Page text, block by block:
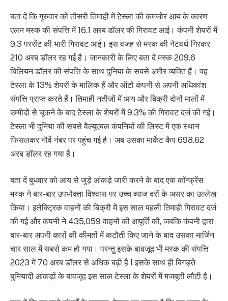
बता दें कि गुरुवार को तीसरी तिमाही में टेस्ला की कमजोर आय के कारण
एलन मस्क की संपत्ति में 16.1 अरब डॉलर की गिरावट आई। कंपनी शेयरों में
9.3 परसेंट की भारी गिरावट आई। इस वजह से मस्क की नेटवर्थ गिरकर
210 अरब डॉलर रह गई है। जानकारी के लिए बता दें मस्क 209.6
बिलियन डॉलर की संपत्ति के साथ दुनिया के सबसे अमीर व्यक्ति हैं। वह
टेस्ला के 13% शेयरों के मालिक हैं और ऑटो कंपनी से अपनी अधिकांश
संपत्ति प्राप्त करते हैं। तिमाही नतीजों में आय और बिक्री दोनों मालों में
उम्मीदों से चूकने के बाद टेस्ला के शेयरों में 9.3% की गिरावट दर्ज की गई।
टेस्ला भी दुनिया की सबसे वैल्यूएबल कंपनियों की लिस्ट में एक स्थान
फिसलकर नौवें नंबर पर पहुंच गई है। अब उसका मार्केट कैप 698.62
अरब डॉलर रह गया है।
बता दें बुधवार को आय से जुड़े आंकड़े जारी करने के बाद एक कॉन्फ्रेंस
मस्क ने बार-बार उपभोक्ता विश्वास पर उच्च ब्याज दरों के असर का उल्लेख
किया। इलेक्ट्रिक वाहनों की बिक्री में इस साल पहली तिमाही गिरावट दर्ज
की गई और कंपनी ने 435,059 वाहनों की आपूर्ति की, जबकि कंपनी द्वारा
बार-बार अपनी कारों की कीमतों में कटौती किए जाने के बाद उसका मार्जिन
चार साल में सबसे कम हो गया। परन्तु इसके बावजूद भी मस्क की संपत्ति
2023 में 70 अरब डॉलर से अधिक बढ़ी है l इसके साथ ही बिगड़ते
बुनियादी आंकड़ों के बावजूद इस साल टेस्ला के शेयरों में मजबूती लौटी है।